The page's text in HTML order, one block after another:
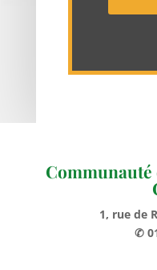
Communauté
1, rue de
✆